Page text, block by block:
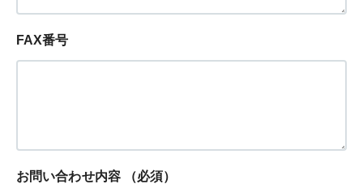
FAX番号
お問い合わせ内容 （必須）